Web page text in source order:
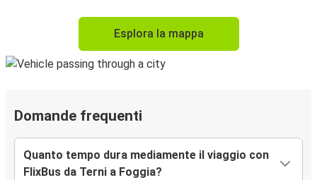
Esplora la mappa
Domande frequenti
Quanto tempo dura mediamente il viaggio con
FlixBus da Terni a Foggia?